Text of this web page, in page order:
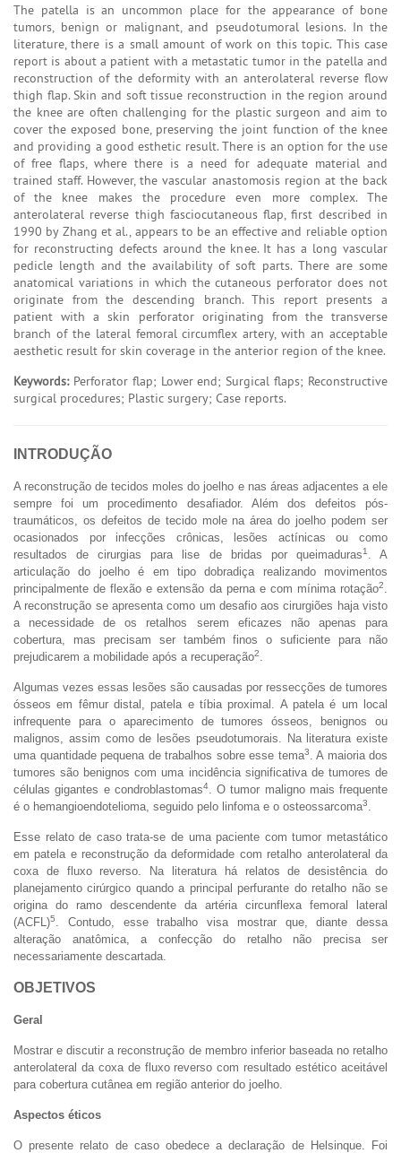
The patella is an uncommon place for the appearance of bone
tumors, benign or malignant, and pseudotumoral lesions. In the
literature, there is a small amount of work on this topic. This case
report is about a patient with a metastatic tumor in the patella and
reconstruction of the deformity with an anterolateral reverse flow
thigh flap. Skin and soft tissue reconstruction in the region around
the knee are often challenging for the plastic surgeon and aim to
cover the exposed bone, preserving the joint function of the knee
and providing a good esthetic result. There is an option for the use
of free flaps, where there is a need for adequate material and
trained staff. However, the vascular anastomosis region at the back
of the knee makes the procedure even more complex. The
anterolateral reverse thigh fasciocutaneous flap, first described in
1990 by Zhang et al., appears to be an effective and reliable option
for reconstructing defects around the knee. It has a long vascular
pedicle length and the availability of soft parts. There are some
anatomical variations in which the cutaneous perforator does not
originate from the descending branch. This report presents a
patient with a skin perforator originating from the transverse
branch of the lateral femoral circumflex artery, with an acceptable
aesthetic result for skin coverage in the anterior region of the knee.
Keywords:Perforator flap; Lower end; Surgical flaps; Reconstructive
surgical procedures; Plastic surgery; Case reports.
INTRODUÇÃO
A reconstrução de tecidos moles do joelho e nas áreas adjacentes a ele
sempre foi um procedimento desafiador. Além dos defeitos pós-
traumáticos, os defeitos de tecido mole na área do joelho podem ser
ocasionados por infecções crônicas, lesões actínicas ou como
resultados de cirurgias para lise de bridas por queimaduras1
. A
articulação do joelho é em tipo dobradiça realizando movimentos
principalmente de flexão e extensão da perna e com mínima rotação2
A reconstrução se apresenta como um desafio aos cirurgiões haja visto
a necessidade de os retalhos serem eficazes não apenas para
cobertura, mas precisam ser também finos o suficiente para não
prejudicarem a mobilidade após a recuperação2
Algumas vezes essas lesões são causadas por ressecções de tumores
ósseos em fêmur distal, patela e tíbia proximal. A patela é um local
infrequente para o aparecimento de tumores ósseos, benignos ou
malignos, assim como de lesões pseudotumorais. Na literatura existe
uma quantidade pequena de trabalhos sobre esse tema3
. A maioria dos
tumores são benignos com uma incidência significativa de tumores de
células gigantes e condroblastomas4. O tumor maligno mais frequente
é o hemangioendotelioma, seguido pelo linfoma e o osteossarcoma3
Esse relato de caso trata-se de uma paciente com tumor metastático
em patela e reconstrução da deformidade com retalho anterolateral da
coxa de fluxo reverso. Na literatura há relatos de desistência do
planejamento cirúrgico quando a principal perfurante do retalho não se
origina do ramo descendente da artéria circunflexa femoral lateral
(ACFL)5
. Contudo, esse trabalho visa mostrar que, diante dessa
alteração anatômica, a confecção do retalho não precisa ser
necessariamente descartada.
OBJETIVOS
Geral
Mostrar e discutir a reconstrução de membro inferior baseada no retalho
anterolateral da coxa de fluxo reverso com resultado estético aceitável
para cobertura cutânea em região anterior do joelho.
Aspectos éticos
O presente relato de caso obedece a declaração de Helsinque. Foi